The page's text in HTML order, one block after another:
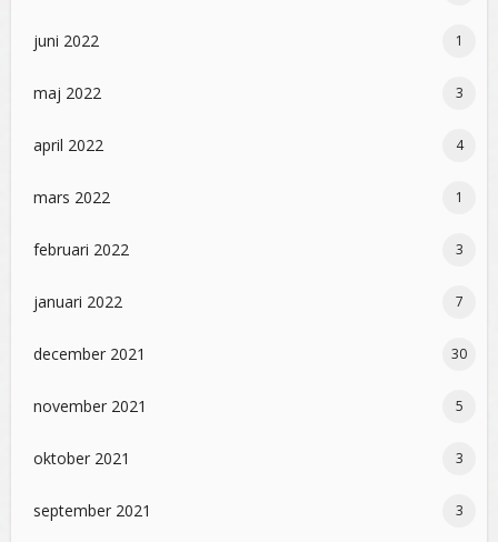
juni 2022 1
maj 2022 3
april 2022 4
mars 2022 1
februari 2022 3
januari 2022 7
december 2021 30
november 2021 5
oktober 2021 3
september 2021 3